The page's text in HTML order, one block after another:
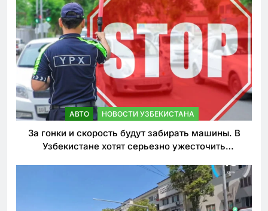
АВТО НОВОСТИ УЗБЕКИСТАНА
За гонки и скорость будут забирать машины. В
Узбекистане хотят серьезно ужесточить